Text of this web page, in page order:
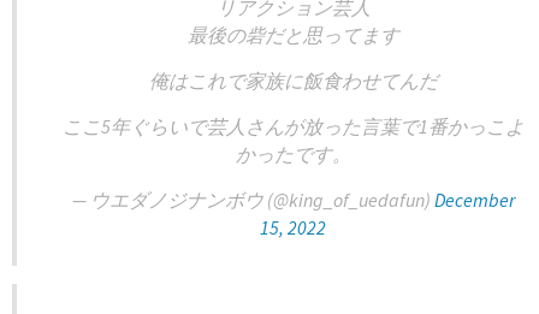
リアクション芸人
最後の砦だと思ってます
俺はこれで家族に飯食わせてんだ
ここ5年ぐらいで芸人さんが放った言葉で1番かっこよ
かったです。
— ウエダノジナンボウ (@king_of_uedafun) December
15, 2022